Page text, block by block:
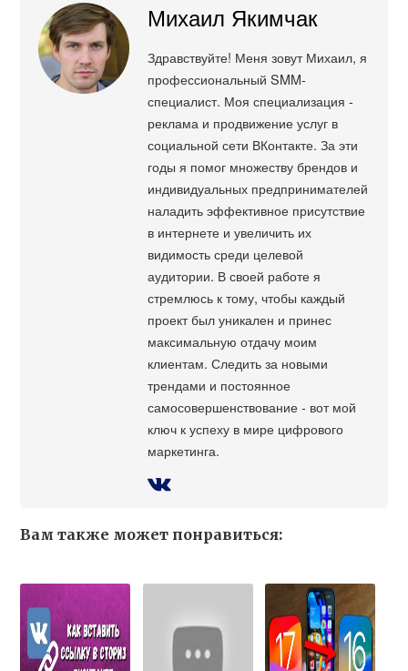
Михаил Якимчак
Здравствуйте! Меня зовут Михаил, я
профессиональный SMM-
специалист. Моя специализация -
реклама и продвижение услуг в
социальной сети ВКонтакте. За эти
годы я помог множеству брендов и
индивидуальных предпринимателей
наладить эффективное присутствие
в интернете и увеличить их
видимость среди целевой
аудитории. В своей работе я
стремлюсь к тому, чтобы каждый
проект был уникален и принес
максимальную отдачу моим
клиентам. Следить за новыми
трендами и постоянное
самосовершенствование - вот мой
ключ к успеху в мире цифрового
маркетинга.
Вам также может понравиться: